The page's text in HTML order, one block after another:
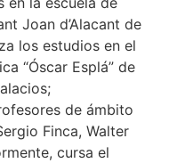
Joan d’Alacant de
los estudios en el
“Óscar Esplá” de
de ámbito
Finca, Walter
cursa el